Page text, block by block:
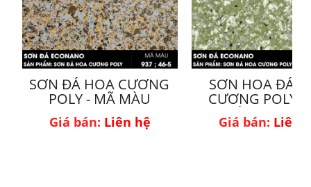
SƠN ĐÁ HOA CƯƠNG
POLY - MÃ MÀU
937;46-5
Giá bán: Liên hệ
SƠN HOA ĐÁ
CƯƠNG POLY -
MÀU 934;23-
Giá bán: Liên